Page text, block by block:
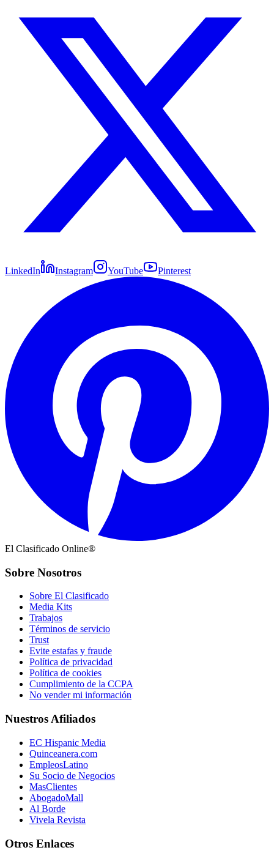
LinkedIn Instagram YouTube Pinterest
El Clasificado Online®
Sobre Nosotros
Sobre El Clasificado
Media Kits
Trabajos
Términos de servicio
Trust
Evite estafas y fraude
Política de privacidad
Política de cookies
Cumplimiento de la CCPA
No vender mi información
Nuestros Afiliados
EC Hispanic Media
Quinceanera.com
EmpleosLatino
Su Socio de Negocios
MasClientes
AbogadoMall
Al Borde
Vivela Revista
Otros Enlaces